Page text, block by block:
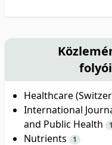
Healthcare
International
and Public Health
1
Nutrients 1